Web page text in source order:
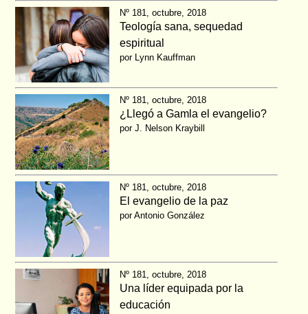
Nº 181, octubre, 2018
Teología sana, sequedad
espiritual
por Lynn Kauffman
Nº 181, octubre, 2018
¿Llegó a Gamla el evangelio?
por J. Nelson Kraybill
Nº 181, octubre, 2018
El evangelio de la paz
por Antonio González
Nº 181, octubre, 2018
Una líder equipada por la
educación